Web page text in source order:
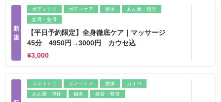
新
規
ボディトリ ボディケア 整体
あん摩・指圧
接骨・整骨
【平日予約限定】全身徹底ケア｜マッサージ
45分 4950円→3000円 カウセ込
¥3,000
ボディトリ ボディケア 整体
カイロ
あん摩・指圧
鍼灸 接骨・整骨